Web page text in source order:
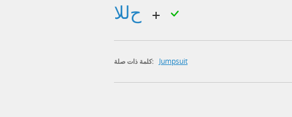
كلمة ذات صلة: Jumpsuit